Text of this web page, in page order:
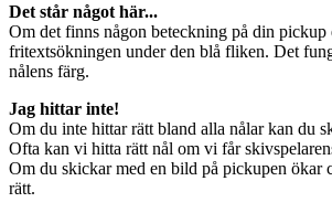
Det står något här...
Om det finns någon beteckning på din pickup
fritextsökningen under den blå fliken. Det
nålens färg.
Jag hittar inte!
Om du inte hittar rätt bland alla nålar kan du
Ofta kan vi hitta rätt nål om vi får
Om du skickar med en bild på pickupen ökar
rätt.